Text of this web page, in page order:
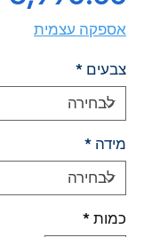
אספקה עצמית
צבעים *
מידה *
כמות *